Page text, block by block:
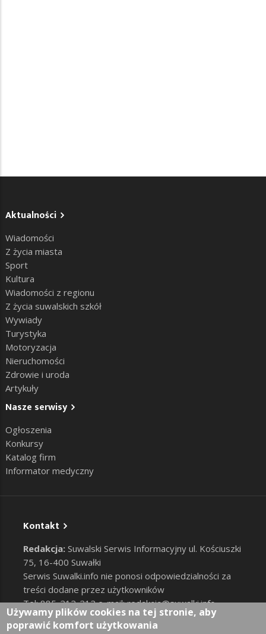
Aktualności
Wiadomości
Z życia miasta
Sport
Kultura
Wiadomości z regionu
Z życia suwalskich szkół
Wywiady
Turystyka
Motoryzacja
Nieruchomości
Zdrowie i uroda
Artykuły
Nasze serwisy
Ogłoszenia
Konkursy
Katalog firm
Informator medyczny
Kontakt
Redakcja: Suwalski Serwis Informacyjny ul. Kościuszki
75, 16-400 Suwałki
Serwis Suwalki.info nie ponosi odpowiedzialności za
treści dodane przez użytkowników
Tel: 885-212-212 e-mail:redakcja@suwalki.info,
reklama@suwalki.info
RODO |Cookies
Używamy plików cookies na tej stronie, aby
poprawić komfort użytkowania